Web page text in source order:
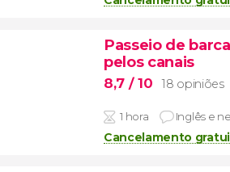
Passeio de
pelos canais
8,7 / 10 18 opiniões
1 hora Inglês e
Cancelamento